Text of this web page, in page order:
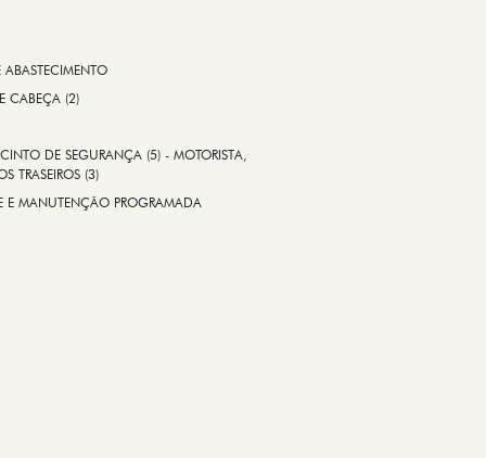
ABASTECIMENTO
CABEÇA (2)
DE SEGURANÇA (5) - MOTORISTA,
TRASEIROS (3)
E MANUTENÇÃO PROGRAMADA